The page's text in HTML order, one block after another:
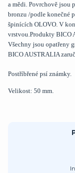
a mědi. Povrchově jsou
bronzu /podle konečné
špinících OLOVO. V
vrstvou.Produkty BICO
Všechny jsou opatřeny
BICO AUSTRALIA
Postříbřené psí známky.
Velikost: 50 mm.